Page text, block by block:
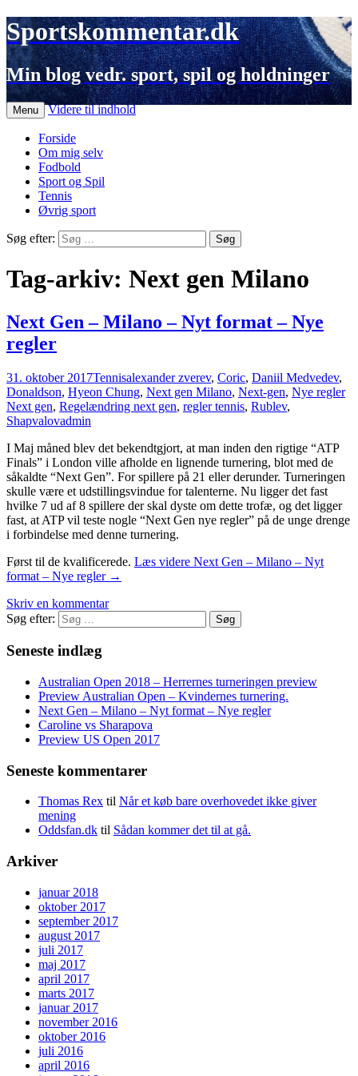
Sportskommentar.dk
Min blog vedr. sport, spil og holdninger
Menu Videre til indhold
Forside
Om mig selv
Fodbold
Sport og Spil
Tennis
Øvrig sport
Søg efter:
Tag-arkiv: Next gen Milano
Next Gen – Milano – Nyt format – Nye
regler
31. oktober 2017Tennisalexander zverev, Coric, Daniil Medvedev,
Donaldson, Hyeon Chung, Next gen Milano, Next-gen, Nye regler
Next gen, Regelændring next gen, regler tennis, Rublev,
Shapvalovadmin
I Maj måned blev det bekendtgjort, at man inden den rigtige “ATP
Finals” i London ville afholde en lignende turnering, blot med de
såkaldte “Next Gen”. For spillere på 21 eller derunder. Turneringen
skulle være et udstillingsvindue for talenterne. Nu ligger det fast
hvilke 7 ud af 8 spillere der skal dyste om dette trofæ, og det ligger
fast, at ATP vil teste nogle “Next Gen nye regler” på de unge drenge
i forbindelse med denne turnering.
Først til de kvalificerede. Læs videre Next Gen – Milano – Nyt
format – Nye regler →
Skriv en kommentar
Søg efter:
Seneste indlæg
Australian Open 2018 – Herrernes turneringen preview
Preview Australian Open – Kvindernes turnering.
Next Gen – Milano – Nyt format – Nye regler
Caroline vs Sharapova
Preview US Open 2017
Seneste kommentarer
Thomas Rex til Når et køb bare overhovedet ikke giver
mening
Oddsfan.dk til Sådan kommer det til at gå.
Arkiver
januar 2018
oktober 2017
september 2017
august 2017
juli 2017
maj 2017
april 2017
marts 2017
januar 2017
november 2016
oktober 2016
juli 2016
april 2016